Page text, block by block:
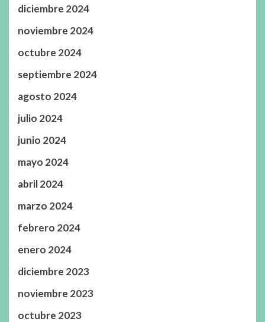
diciembre 2024
noviembre 2024
octubre 2024
septiembre 2024
agosto 2024
julio 2024
junio 2024
mayo 2024
abril 2024
marzo 2024
febrero 2024
enero 2024
diciembre 2023
noviembre 2023
octubre 2023